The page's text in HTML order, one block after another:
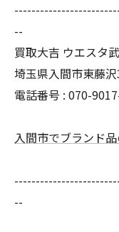
--
買取大吉 ウエスタ
埼玉県入間市東藤
電話番号 : 070-
入間市でブランド
--